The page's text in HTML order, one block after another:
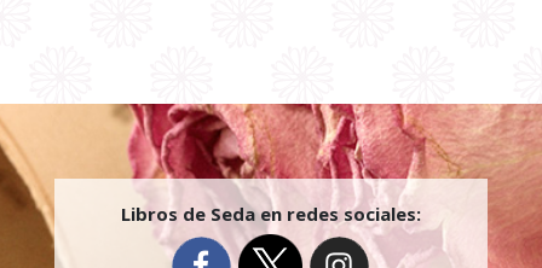
Libros de Seda en redes sociales: